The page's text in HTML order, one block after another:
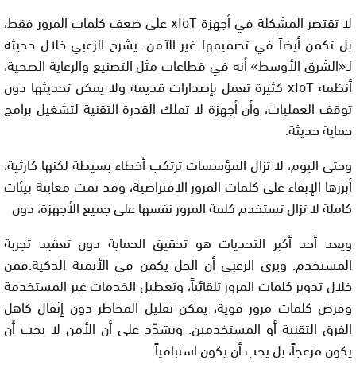
لا تقتصر المشكلة في أجهزة xIoT على ضعف كلمات المرور فقط،
بل تكمن أيضاً في تصميمها غير الآمن. يشرح الزعبي خلال حديثه
لـ«الشرق الأوسط» أنه في قطاعات مثل التصنيع والرعاية الصحية،
أنظمة xIoT كثيرة تعمل بإصدارات قديمة ولا يمكن تحديثها دون
توقف العمليات، وأن أجهزة لا تملك القدرة التقنية لتشغيل برامج
حماية حديثة.
وحتى اليوم، لا تزال المؤسسات ترتكب أخطاء بسيطة لكنها كارثية،
أبرزها الإبقاء على كلمات المرور الافتراضية، وقد تمت معاينة بيئات
كاملة لا تزال تستخدم كلمة المرور نفسها على جميع الأجهزة، دون
ويعد أحد أكبر التحديات هو تحقيق الحماية دون تعقيد تجربة
المستخدم. ويرى الزعبي أن الحل يكمن في الأتمتة الذكية.فمن
خلال تدوير كلمات المرور تلقائياً، وتعطيل الخدمات غير المستخدمة
وفرض كلمات مرور قوية، يمكن تقليل المخاطر دون إثقال كاهل
الفرق التقنية أو المستخدمين. ويشدّد على أن الأمن لا يجب أن
يكون مزعجاً، بل يجب أن يكون استباقياً.